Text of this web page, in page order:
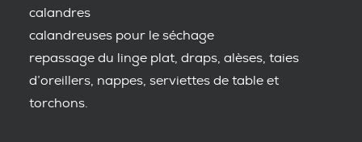
calandres
calandreuses pour le séchage
repassage du linge plat, draps, alèses, taies
d’oreillers, nappes, serviettes de table et
torchons.